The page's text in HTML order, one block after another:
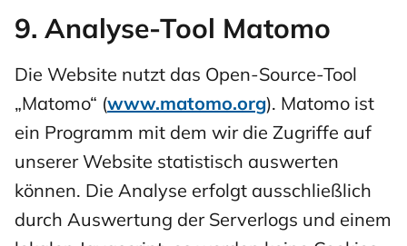
9. Analyse-Tool Matomo
Die Website nutzt das Open-Source-Tool
„Matomo“ (www.matomo.org). Matomo ist
ein Programm mit dem wir die Zugriffe auf
unserer Website statistisch auswerten
können. Die Analyse erfolgt ausschließlich
durch Auswertung der Serverlogs und einem